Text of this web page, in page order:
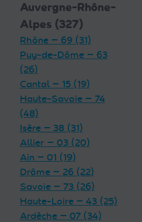
Auvergne-Rhône-
Alpes (327)
Rhône — 69 (31)
Puy-de-Dôme — 63
(26)
Cantal — 15 (19)
Haute-Savoie — 74
(48)
Isère — 38 (31)
Allier — 03 (20)
Ain — 01 (19)
Drôme — 26 (22)
Savoie — 73 (26)
Haute-Loire — 43 (25)
Ardèche — 07 (34)